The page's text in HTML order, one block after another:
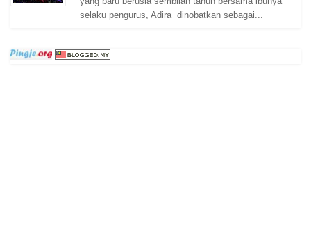
selaku pengurus, Adira dinobatkan sebagai...